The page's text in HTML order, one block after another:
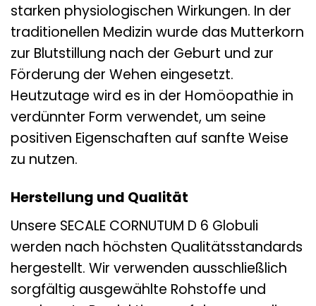
starken physiologischen Wirkungen. In der
traditionellen Medizin wurde das Mutterkorn
zur Blutstillung nach der Geburt und zur
Förderung der Wehen eingesetzt.
Heutzutage wird es in der Homöopathie in
verdünnter Form verwendet, um seine
positiven Eigenschaften auf sanfte Weise
zu nutzen.
Herstellung und Qualität
Unsere SECALE CORNUTUM D 6 Globuli
werden nach höchsten Qualitätsstandards
hergestellt. Wir verwenden ausschließlich
sorgfältig ausgewählte Rohstoffe und